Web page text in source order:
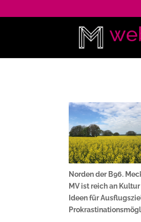
Norden der B96.
MV ist reich an
Ideen für